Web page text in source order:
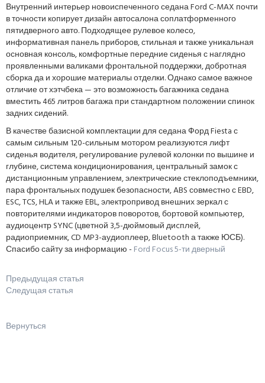
Внутренний интерьер новоиспеченного седана Ford C-MAX почти
в точности копирует дизайн автосалона соплатформенного
пятидверного авто. Подходящее рулевое колесо,
информативная панель приборов, стильная и также уникальная
основная консоль, комфортные передние сиденья с наглядно
проявленными валиками фронтальной поддержки, добротная
сборка да и хорошие материалы отделки. Однако самое важное
отличие от хэтчбека — это возможность багажника седана
вместить 465 литров багажа при стандартном положении спинок
задних сидений.
В качестве базисной комплектации для седана Форд Fiesta с
самым сильным 120-сильным мотором реализуются лифт
сиденья водителя, регулирование рулевой колонки по вышине и
глубине, система кондиционирования, центральный замок с
дистанционным управлением, электрические стеклоподъемники,
пара фронтальных подушек безопасности, ABS совместно с EBD,
ESC, TCS, HLA и также EBL, электропривод внешних зеркал с
повторителями индикаторов поворотов, бортовой компьютер,
аудиоцентр SYNC (цветной 3,5-дюймовый диcплeй,
радиоприемник, CD MP3-аудиоплеер, Bluetooth а также ЮСБ).
Спасибо сайту за информацию - Ford Focus 5-ти дверный
Предыдущая статья
Следущая статья
Вернуться